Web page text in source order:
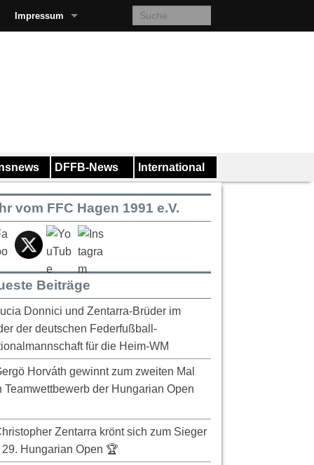
Impressum
DFFB-News International
vom FFC Hagen 1991 e.V.
Beiträge
Donnici und Zentarra-Brüder im
der deutschen Federfußball-
für die Heim-WM
Horváth gewinnt zum zweiten Mal
Teamwettbewerb der Hungarian Open
Zentarra krönt sich zum Sieger
29. Hungarian Open 🏆